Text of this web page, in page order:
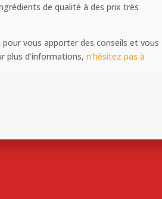
de qualité à des prix très
vous apporter des conseils et vous
plus d’informations, n’hésitez pas à